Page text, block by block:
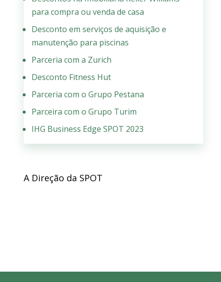
para compra ou venda de casa
Desconto em serviços de aquisição e
manutenção para piscinas
Parceria com a Zurich
Desconto Fitness Hut
Parceria com o Grupo Pestana
Parceira com o Grupo Turim
IHG Business Edge SPOT 2023
A Direção da SPOT